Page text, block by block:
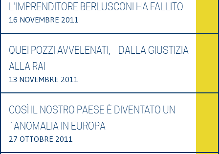
L'IMPRENDITORE BERLUSCONI HA FALLITO
16 NOVEMBRE 2011
QUEI POZZI AVVELENATI, DALLA GIUSTIZIA
ALLA RAI
13 NOVEMBRE 2011
COSÌ IL NOSTRO PAESE È DIVENTATO UN
´ANOMALIA IN EUROPA
27 OTTOBRE 2011